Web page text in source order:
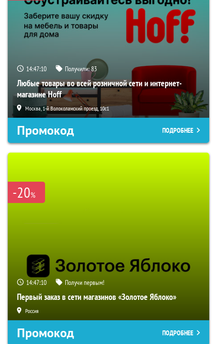
14:47:09 Получили:83
Любые товары во всей розничной сети и интернет-
магазине Hoff
Москва, 1-й Волоколамский проезд, 10с1
Промокод ПОДРОБНЕЕ
-20%
14:47:09 Получи первым!
Первый заказ в сети магазинов «Золотое Яблоко»
Россия
Промокод ПОДРОБНЕЕ